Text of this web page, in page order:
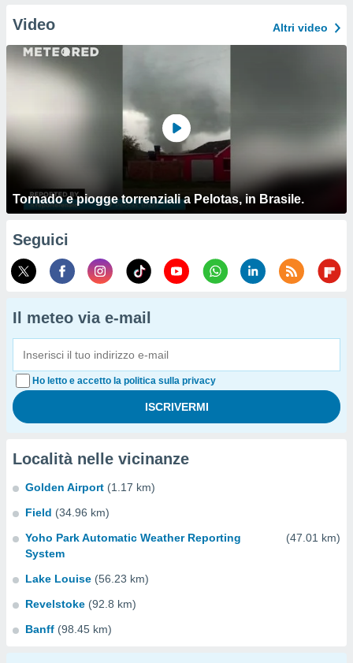
Video Altri video
Tornado e piogge torrenziali a Pelotas, in Brasile.
Seguici
Il meteo via e-mail
Ho letto e accetto la politica sulla privacy
Località nelle vicinanze
Golden Airport (1.17 km)
Field (34.96 km)
Yoho Park Automatic Weather Reporting
System
(47.01 km)
Lake Louise (56.23 km)
Revelstoke (92.8 km)
Banff (98.45 km)